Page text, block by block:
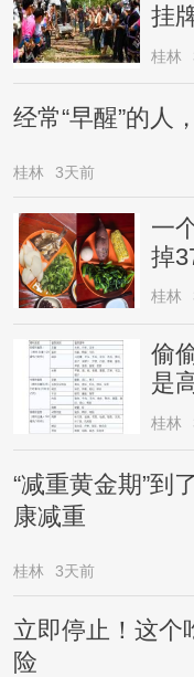
挂
桂林
经常“早醒”的人
桂林 3天前
一
掉
桂林
偷
是
桂林
“减重黄金期”到
康减重
桂林 3天前
立即停止！这个
险